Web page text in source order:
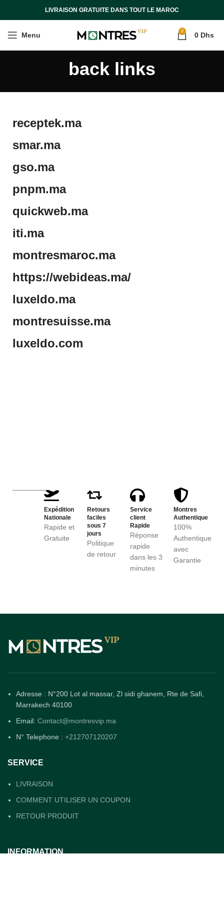
LIVRAISON GRATUITE DANS TOUT LE MAROC
Menu 0 0 Dhs
back links
receptek.ma
smar.ma
gso.ma
pnpm.ma
quickweb.ma
iti.ma
montresmaroc.ma
https://webideas.ma/
luxeldo.ma
montresuisse.ma
luxeldo.com
Expédition
Nationale
Rapide et
Gratuite
Retours
faciles
sous 7
jours
Politique
de retour
Service
client
Rapide
Réponse
rapide
dans les 3
minutes
Montres
Authentique
100%
Authentique
avec
Garantie
Adresse : N°200 Lot al massar, Zl sidi ghanem, Rte de Safi,
Marrakech 40100
Email: Contact@montresvip.ma
N° Telephone : +212707120207
SERVICE
LIVRAISON
COMMENT UTILISER UN COUPON
RETOUR PRODUIT
INFORMATION